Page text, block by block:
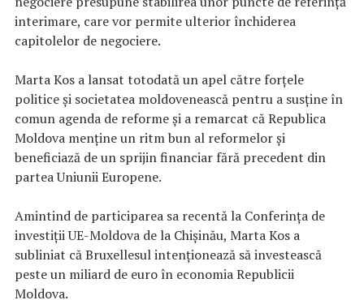
interimare, care vor permite ulterior închiderea
capitolelor de negociere.
Marta Kos a lansat totodată un apel către forţele
politice şi societatea moldovenească pentru a susţine în
comun agenda de reforme şi a remarcat că Republica
Moldova menţine un ritm bun al reformelor şi
beneficiază de un sprijin financiar fără precedent din
partea Uniunii Europene.
Amintind de participarea sa recentă la Conferinţa de
investiţii UE-Moldova de la Chişinău, Marta Kos a
subliniat că Bruxellesul intenţionează să investească
peste un miliard de euro în economia Republicii
Moldova.